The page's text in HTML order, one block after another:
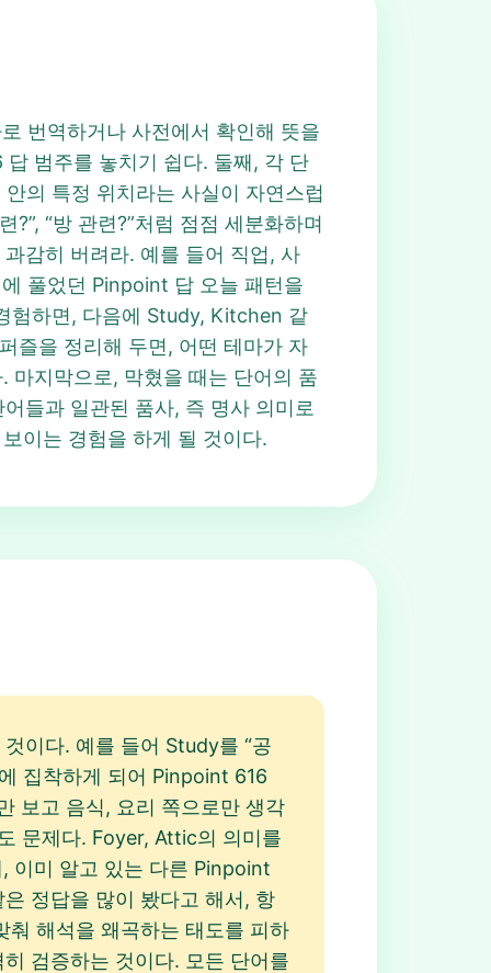
번역하거나 사전에서 확인해 뜻을
범주를 놓치기 쉽다. 둘째, 각 단
의 특정 위치라는 사실이 자연스럽
“방 관련?”처럼 점점 세분화하며
감히 버려라. 예를 들어 직업, 사
풀었던 Pinpoint 답 오늘 패턴을
험하면, 다음에 Study, Kitchen 같
즐을 정리해 두면, 어떤 테마가 자
지막으로, 막혔을 때는 단어의 품
들과 일관된 품사, 즉 명사 의미로
이는 경험을 하게 될 것이다.
이다. 예를 들어 Study를 “공
집착하게 되어 Pinpoint 616
보고 음식, 요리 쪽으로만 생각
문제다. Foyer, Attic의 의미를
이미 알고 있는 다른 Pinpoint
정답을 많이 봤다고 해서, 항
춰 해석을 왜곡하는 태도를 피하
검증하는 것이다. 모든 단어를